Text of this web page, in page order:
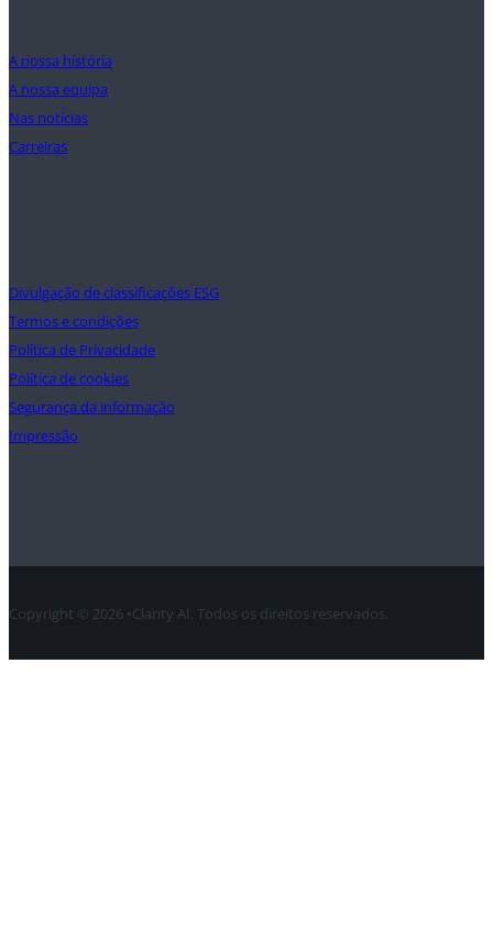
A nossa história
A nossa equipa
Nas notícias
Carreiras
Divulgação de classificações ESG
Termos e condições
Política de Privacidade
Política de cookies
Segurança da informação
Impressão
Copyright © 2026 •Clarity AI. Todos os direitos reservados.